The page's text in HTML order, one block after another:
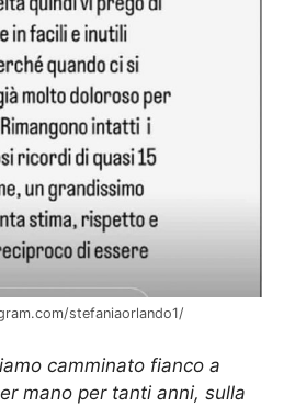
stefaniaorlando1/
camminato fianco a
mano per tanti anni, sulla